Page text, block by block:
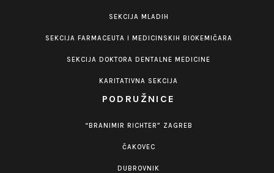
SEKCIJA MLADIH
SEKCIJA FARMACEUTA I MEDICINSKIH BIOKEMIČARA
SEKCIJA DOKTORA DENTALNE MEDICINE
KARITATIVNA SEKCIJA
PODRUŽNICE
“BRANIMIR RICHTER” ZAGREB
ČAKOVEC
DUBROVNIK